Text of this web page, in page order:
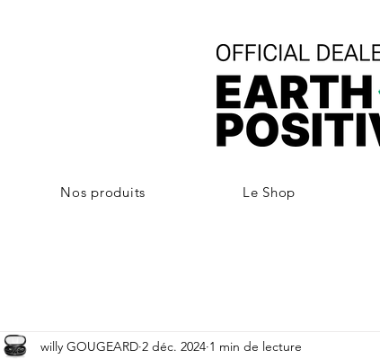
Nos produits Le Shop
willy GOUGEARD 2 déc. 2024 1 min de lecture